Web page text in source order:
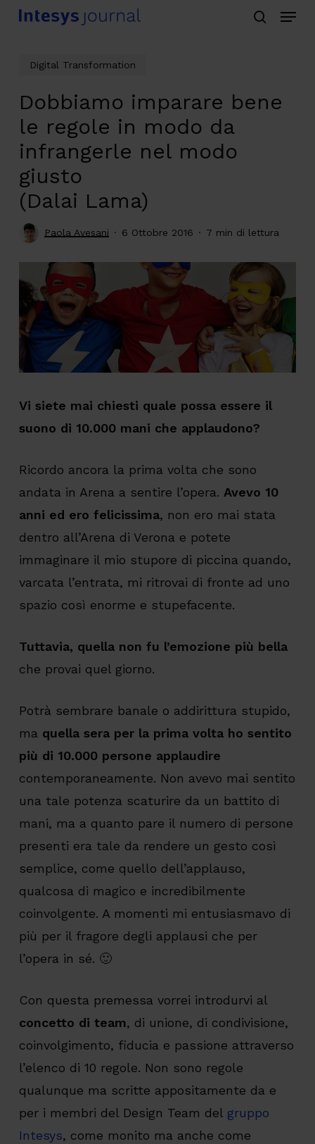
Skip
Menu
Digital Transformation
Dobbiamo imparare bene
le regole in modo da
infrangerle nel modo
giusto
(Dalai Lama)
Paola Avesani 6 Ottobre 2016 7 min di lettura
Vi siete mai chiesti quale possa essere il
suono di 10.000 mani che applaudono?
Ricordo ancora la prima volta che sono
andata in Arena a sentire l’opera. Avevo 10
anni ed ero felicissima, non ero mai stata
dentro all’Arena di Verona e potete
immaginare il mio stupore di piccina quando,
varcata l’entrata, mi ritrovai di fronte ad uno
spazio così enorme e stupefacente.
Tuttavia, quella non fu l’emozione più bella
che provai quel giorno.
Potrà sembrare banale o addirittura stupido,
ma quella sera per la prima volta ho sentito
più di 10.000 persone applaudire
contemporaneamente. Non avevo mai sentito
una tale potenza scaturire da un battito di
mani, ma a quanto pare il numero di persone
presenti era tale da rendere un gesto così
semplice, come quello dell’applauso,
qualcosa di magico e incredibilmente
coinvolgente. A momenti mi entusiasmavo di
più per il fragore degli applausi che per
l’opera in sé. 🙂
Con questa premessa vorrei introdurvi al
concetto di team, di unione, di condivisione,
coinvolgimento, fiducia e passione attraverso
l’elenco di 10 regole. Non sono regole
qualunque ma scritte appositamente da e
per i membri del Design Team del gruppo
Intesys, come monito ma anche come